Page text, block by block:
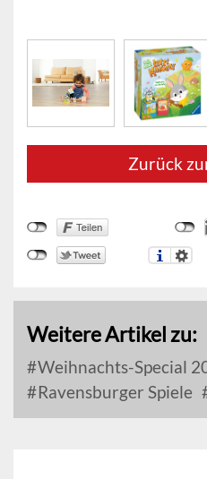
Zurück
Weitere Artikel zu:
Weihnachts-Special
Ravensburger Spiele